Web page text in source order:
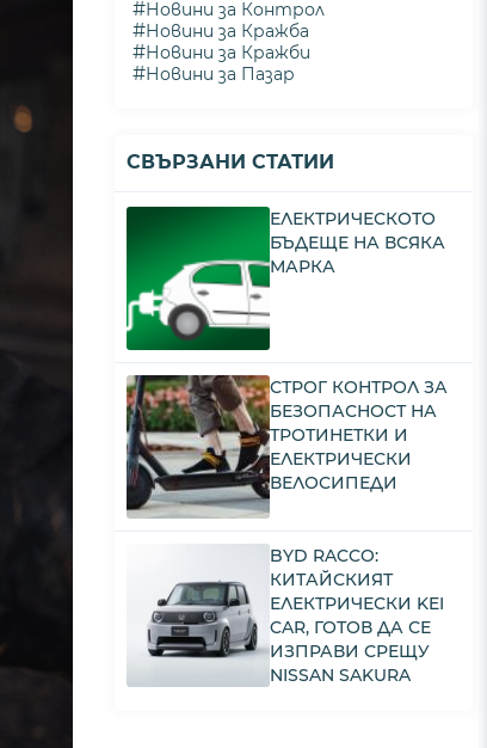
#Новини за Контрол
#Новини за Кражба
#Новини за Кражби
#Новини за Пазар
СВЪРЗАНИ СТАТИИ
ЕЛЕКТРИЧЕСКОТО
БЪДЕЩЕ НА ВСЯКА
МАРКА
СТРОГ КОНТРОЛ ЗА
БЕЗОПАСНОСТ НА
ТРОТИНЕТКИ И
ЕЛЕКТРИЧЕСКИ
ВЕЛОСИПЕДИ
BYD RACCO:
КИТАЙСКИЯТ
ЕЛЕКТРИЧЕСКИ KEI
CAR, ГОТОВ ДА СЕ
ИЗПРАВИ СРЕЩУ
NISSAN SAKURA